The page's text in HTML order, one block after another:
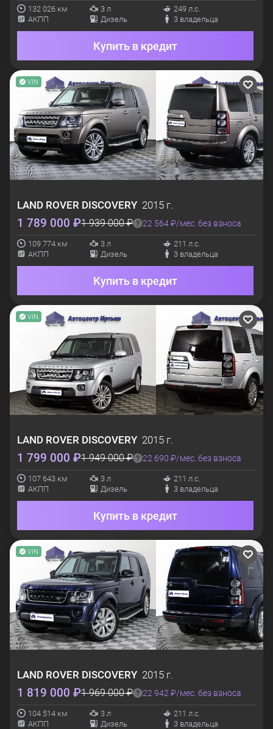
132 026 км 3 л
249 л.с.
АКПП
Дизель 3 владельца
Купить в кредит
VIN
LAND ROVER DISCOVERY 2015 г.
1 789 000 ₽1 939 000 ₽ 22 564 ₽/мес. без взноса
109 774 км 3 л
211 л.с.
АКПП
Дизель 3 владельца
Купить в кредит
VIN
LAND ROVER DISCOVERY 2015 г.
1 799 000 ₽1 949 000 ₽ 22 690 ₽/мес. без взноса
107 643 км 3 л
211 л.с.
АКПП
Дизель 3 владельца
Купить в кредит
VIN
LAND ROVER DISCOVERY 2015 г.
1 819 000 ₽1 969 000 ₽ 22 942 ₽/мес. без взноса
104 514 км 3 л
211 л.с.
АКПП
Дизель 3 владельца